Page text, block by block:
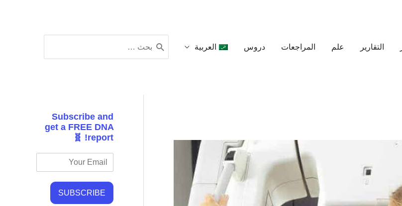
التقارير علم المراجعات دروس العربية
عن:
Subscribe and
get a FREE DNA
report! 🧬
SUBSCRIBE